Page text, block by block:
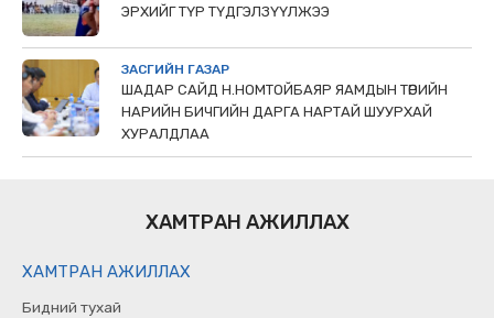
ЭРХИЙГ ТҮР ТҮДГЭЛЗҮҮЛЖЭЭ
ЗАСГИЙН ГАЗАР
ШАДАР САЙД Н.НОМТОЙБАЯР ЯАМДЫН ТӨРИЙН
НАРИЙН БИЧГИЙН ДАРГА НАРТАЙ ШУУРХАЙ
ХУРАЛДЛАА
ХАМТРАН АЖИЛЛАХ
ХАМТРАН АЖИЛЛАХ
Бидний тухай